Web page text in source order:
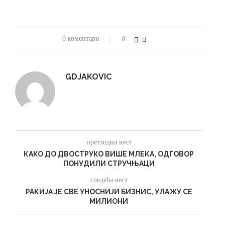
0 коментари 0
GDJAKOVIC
претходна вест
КАКО ДО ДВОСТРУКО ВИШЕ МЛЕКА, ОДГОВОР
ПОНУДИЛИ СТРУЧЊАЦИ
следећа вест
РАКИЈА ЈЕ СВЕ УНОСНИЈИ БИЗНИС, УЛАЖУ СЕ
МИЛИОНИ